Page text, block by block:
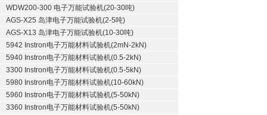
WDW200-300 电子万能试验机(20-30吨)
AGS-X25 岛津电子万能试验机(2-5吨)
AGS-X13 岛津电子万能试验机(10-30吨)
5942 Instron电子万能材料试验机(2mN-2kN)
5940 Instron电子万能材料试验机(0.5-2kN)
3300 Instron电子万能材料试验机(0.5-5kN)
5980 Instron电子万能材料试验机(10-60kN)
5960 Instron电子万能材料试验机(5-50kN)
3360 Instron电子万能材料试验机(5-50kN)